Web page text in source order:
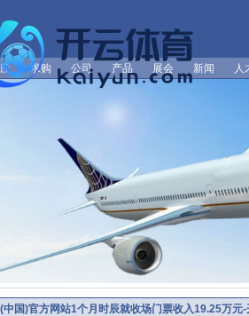
求购 公司 产品 展会 新闻 人
中国)官方网站1个月时辰就收场门票收入19.25万